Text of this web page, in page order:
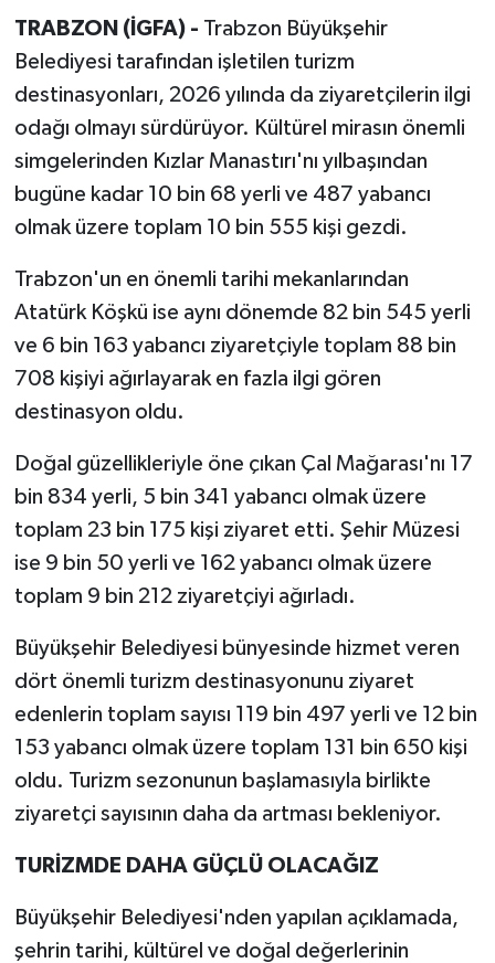
TRABZON (İGFA) - Trabzon Büyükşehir
Belediyesi tarafından işletilen turizm
destinasyonları, 2026 yılında da ziyaretçilerin ilgi
odağı olmayı sürdürüyor. Kültürel mirasın önemli
simgelerinden Kızlar Manastırı'nı yılbaşından
bugüne kadar 10 bin 68 yerli ve 487 yabancı
olmak üzere toplam 10 bin 555 kişi gezdi.
Trabzon'un en önemli tarihi mekanlarından
Atatürk Köşkü ise aynı dönemde 82 bin 545 yerli
ve 6 bin 163 yabancı ziyaretçiyle toplam 88 bin
708 kişiyi ağırlayarak en fazla ilgi gören
destinasyon oldu.
Doğal güzellikleriyle öne çıkan Çal Mağarası'nı 17
bin 834 yerli, 5 bin 341 yabancı olmak üzere
toplam 23 bin 175 kişi ziyaret etti. Şehir Müzesi
ise 9 bin 50 yerli ve 162 yabancı olmak üzere
toplam 9 bin 212 ziyaretçiyi ağırladı.
Büyükşehir Belediyesi bünyesinde hizmet veren
dört önemli turizm destinasyonunu ziyaret
edenlerin toplam sayısı 119 bin 497 yerli ve 12 bin
153 yabancı olmak üzere toplam 131 bin 650 kişi
oldu. Turizm sezonunun başlamasıyla birlikte
ziyaretçi sayısının daha da artması bekleniyor.
TURİZMDE DAHA GÜÇLÜ OLACAĞIZ
Büyükşehir Belediyesi'nden yapılan açıklamada,
şehrin tarihi, kültürel ve doğal değerlerinin